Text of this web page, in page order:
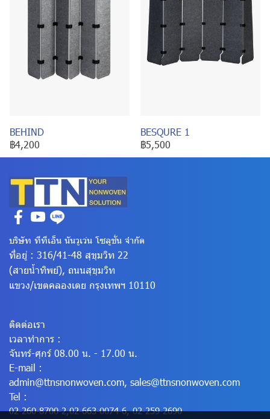
BEHIND
฿4,200
BESQURE 1
฿5,500
บริษัท ทีทีเอ็น นันวูเว่น โซลูชั่น จำกัด
ที่อยู่ : 316/41-48 สุขุมวิท 22
(สายน้ำทิพย์), ถนนสุขุมวิท
แขวง/เขตคลองเตย กรุงเทพฯ 10110
ติดต่อเรา
เวลาทำการ :
จันทร์-ศุกร์ 08.00 น. - 17.00 น.
E-mail :
admin@ttnsnonwoven.com, sales@ttnsnonwoven.com
Tel :
02-260-8700-2,02-663-0074-6,02-259-2690